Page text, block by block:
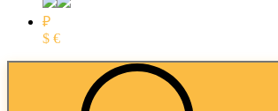
₽
$ €